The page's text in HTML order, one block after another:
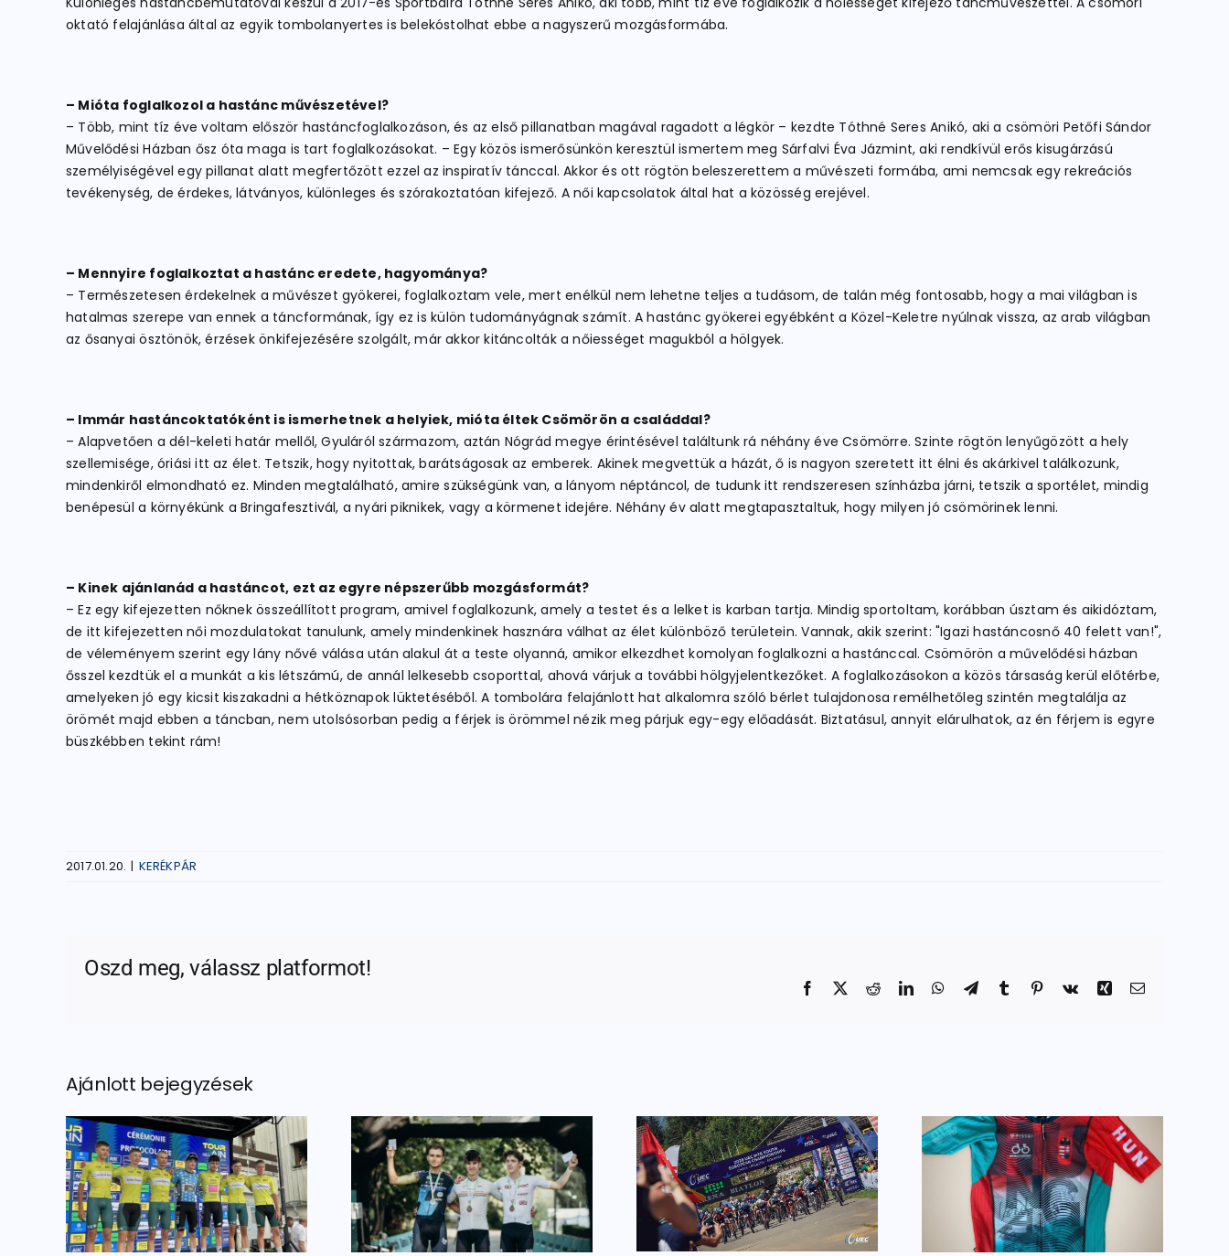
oktató felajánlása által az egyik tombolanyertes is belekóstolhat ebbe a nagyszerű mozgásformába.
– Mióta foglalkozol a hastánc művészetével?
– Több, mint tíz éve voltam először hastáncfoglalkozáson, és az első pillanatban magával ragadott a légkör – kezdte Tóthné Seres Anikó, aki a csömöri Petőfi Sándor
Művelődési Házban ősz óta maga is tart foglalkozásokat. – Egy közös ismerősünkön keresztül ismertem meg Sárfalvi Éva Jázmint, aki rendkívül erős kisugárzású
személyiségével egy pillanat alatt megfertőzött ezzel az inspiratív tánccal. Akkor és ott rögtön beleszerettem a művészeti formába, ami nemcsak egy rekreációs
tevékenység, de érdekes, látványos, különleges és szórakoztatóan kifejező. A női kapcsolatok által hat a közösség erejével.
– Mennyire foglalkoztat a hastánc eredete, hagyománya?
– Természetesen érdekelnek a művészet gyökerei, foglalkoztam vele, mert enélkül nem lehetne teljes a tudásom, de talán még fontosabb, hogy a mai világban is
hatalmas szerepe van ennek a táncformának, így ez is külön tudományágnak számít. A hastánc gyökerei egyébként a Közel-Keletre nyúlnak vissza, az arab világban
az ősanyai ösztönök, érzések önkifejezésére szolgált, már akkor kitáncolták a nőiességet magukból a hölgyek.
– Immár hastáncoktatóként is ismerhetnek a helyiek, mióta éltek Csömörön a családdal?
– Alapvetően a dél-keleti határ mellől, Gyuláról származom, aztán Nógrád megye érintésével találtunk rá néhány éve Csömörre. Szinte rögtön lenyűgözött a hely
szellemisége, óriási itt az élet. Tetszik, hogy nyitottak, barátságosak az emberek. Akinek megvettük a házát, ő is nagyon szeretett itt élni és akárkivel találkozunk,
mindenkiről elmondható ez. Minden megtalálható, amire szükségünk van, a lányom néptáncol, de tudunk itt rendszeresen színházba járni, tetszik a sportélet, mindig
benépesül a környékünk a Bringafesztivál, a nyári piknikek, vagy a körmenet idejére. Néhány év alatt megtapasztaltuk, hogy milyen jó csömörinek lenni.
– Kinek ajánlanád a hastáncot, ezt az egyre népszerűbb mozgásformát?
– Ez egy kifejezetten nőknek összeállított program, amivel foglalkozunk, amely a testet és a lelket is karban tartja. Mindig sportoltam, korábban úsztam és aikidóztam,
de itt kifejezetten női mozdulatokat tanulunk, amely mindenkinek hasznára válhat az élet különböző területein. Vannak, akik szerint: "Igazi hastáncosnő 40 felett van!",
de véleményem szerint egy lány nővé válása után alakul át a teste olyanná, amikor elkezdhet komolyan foglalkozni a hastánccal. Csömörön a művelődési házban
ősszel kezdtük el a munkát a kis létszámú, de annál lelkesebb csoporttal, ahová várjuk a további hölgyjelentkezőket. A foglalkozásokon a közös társaság kerül előtérbe,
amelyeken jó egy kicsit kiszakadni a hétköznapok lüktetéséből. A tombolára felajánlott hat alkalomra szóló bérlet tulajdonosa remélhetőleg szintén megtalálja az
örömét majd ebben a táncban, nem utolsósorban pedig a férjek is örömmel nézik meg párjuk egy-egy előadását. Biztatásul, annyit elárulhatok, az én férjem is egyre
büszkébben tekint rám!
2017.01.20. | KERÉKPÁR
Oszd meg, válassz platformot!
Facebook RedditLinkedInWhatsApp
TelegramTumblr Pinterest
Vk Xing Email:
Ajánlott bejegyzések
Dobogós helyek az
ob-n
Európa-bajnoki
tapasztalat
Jótékonysági liciten
Hatalmas bravúr
Franciaországból